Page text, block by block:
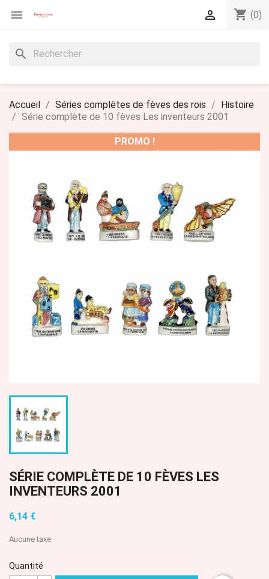
 shopping_cart (0)

search
Accueil Séries complètes de fèves des rois
Histoire
Série complète de 10 fèves Les inventeurs 2001
PROMO !
SÉRIE COMPLÈTE DE 10 FÈVES LES
INVENTEURS 2001
6,14 €
Aucune taxe
Quantité